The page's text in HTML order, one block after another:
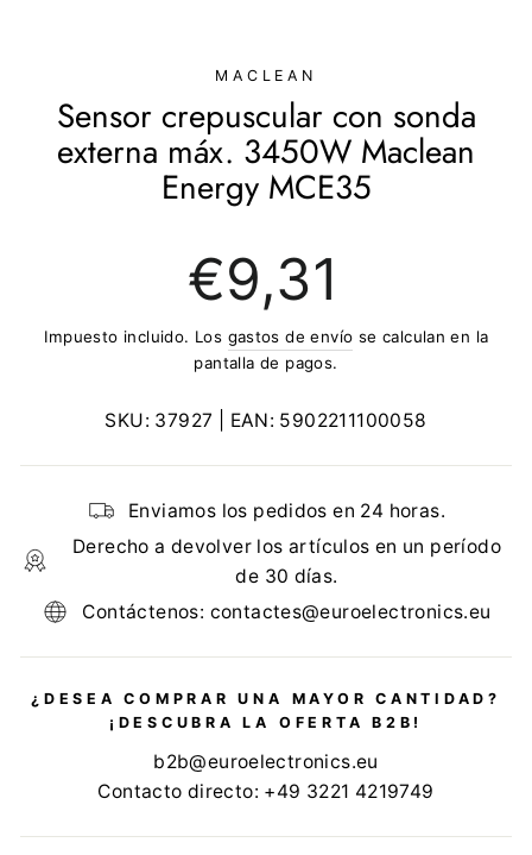
MACLEAN
Sensor crepuscular con sonda
externa máx. 3450W Maclean
Energy MCE35
regular
€9,31
Impuesto incluido. Los gastos de envío se calculan en la
pantalla de pagos.
SKU: 37927 | EAN: 5902211100058
Enviamos los pedidos en 24 horas.
Derecho a devolver los artículos en un período
de 30 días.
Contáctenos: contactes@euroelectronics.eu
¿DESEA COMPRAR UNA MAYOR CANTIDAD?
¡DESCUBRA LA OFERTA B2B!
b2b@euroelectronics.eu
Contacto directo: +49 3221 4219749